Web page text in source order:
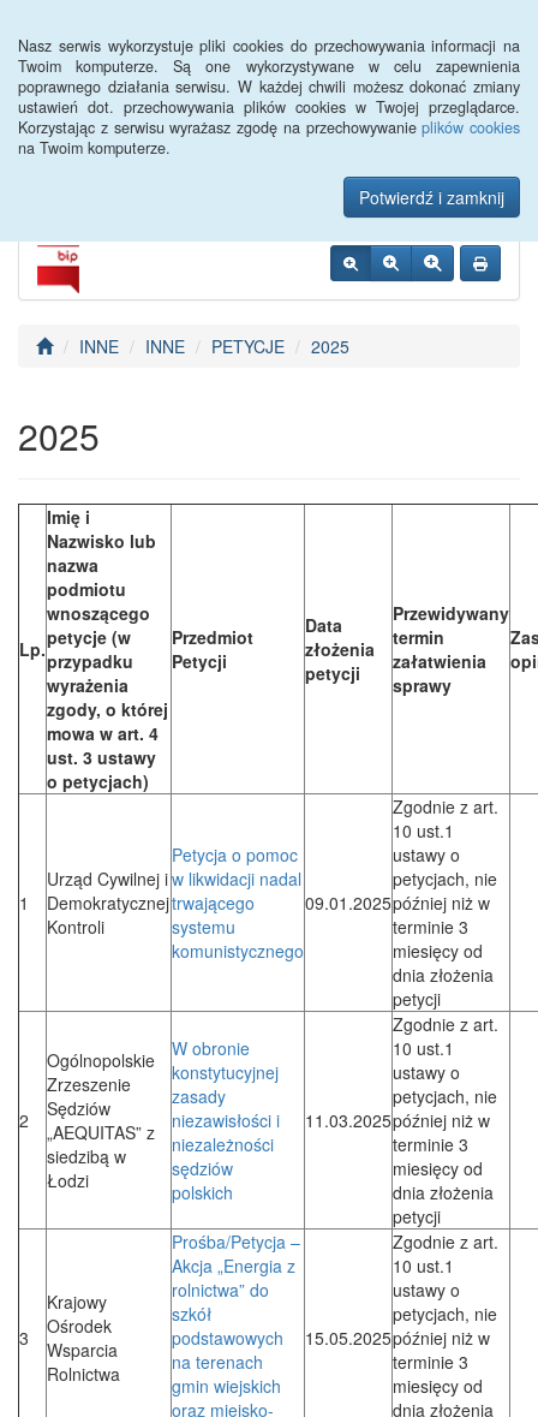
Nasz serwis wykorzystuje pliki cookies do przechowywania informacji na
Twoim komputerze. Są one wykorzystywane w celu zapewnienia
poprawnego działania serwisu. W każdej chwili możesz dokonać zmiany
ustawień dot. przechowywania plików cookies w Twojej przeglądarce.
Korzystając z serwisu wyrażasz zgodę na przechowywanieplików cookies
na Twoim komputerze.
Potwierdź i zamknij
Urząd Miejski w
Szczebrzeszynie
INNE INNE PETYCJE 2025
2025
Lp.
Imię i
Nazwisko lub
nazwa
podmiotu
wnoszącego
petycje (w
przypadku
wyrażenia
zgody, o której
mowa w art. 4
ust. 3 ustawy
o petycjach)
Przedmiot
Petycji
Data
złożenia
petycji
Przewidywany
termin
załatwienia
sprawy
1
Urząd Cywilnej i
Demokratycznej
Kontroli
Petycja o pomoc
w likwidacji nadal
trwającego
systemu
komunistycznego
09.01.2025
Zgodnie z art.
10 ust.1
ustawy o
petycjach, nie
później niż w
terminie 3
miesięcy od
dnia złożenia
petycji
2
Ogólnopolskie
Zrzeszenie
Sędziów
„AEQUITAS” z
siedzibą w
Łodzi
W obronie
konstytucyjnej
zasady
niezawisłości i
niezależności
sędziów
polskich
11.03.2025
Zgodnie z art.
10 ust.1
ustawy o
petycjach, nie
później niż w
terminie 3
miesięcy od
dnia złożenia
petycji
3
Krajowy
Ośrodek
Wsparcia
Rolnictwa
Prośba/Petycja –
Akcja „Energia z
rolnictwa” do
szkół
podstawowych
na terenach
gmin wiejskich
oraz miejsko-
15.05.2025
Zgodnie z art.
10 ust.1
ustawy o
petycjach, nie
później niż w
terminie 3
miesięcy od
dnia złożenia